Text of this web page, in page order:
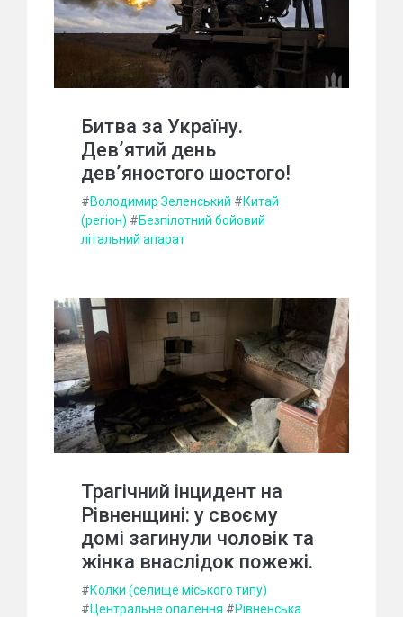
Битва за Україну.
Дев’ятий день
дев’яностого шостого!
#Володимир Зеленський #Китай
(регіон) #Безпілотний бойовий
літальний апарат
Трагічний інцидент на
Рівненщині: у своєму
домі загинули чоловік та
жінка внаслідок пожежі.
#Колки (селище міського типу)
#Центральне опалення #Рівненська